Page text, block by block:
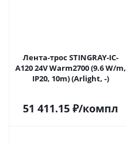
Лента-трос STINGRAY-IC-
A120 24V Warm2700 (9.6 W/m,
IP20, 10m) (Arlight, -)
51 411.15₽/компл